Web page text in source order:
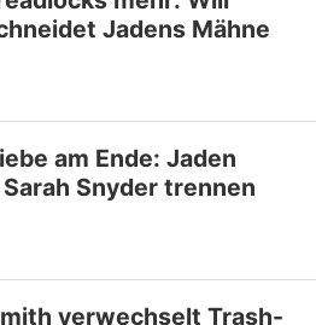
Jadens Mähne
am Ende: Jaden
Snyder trennen
verwechselt Trash-